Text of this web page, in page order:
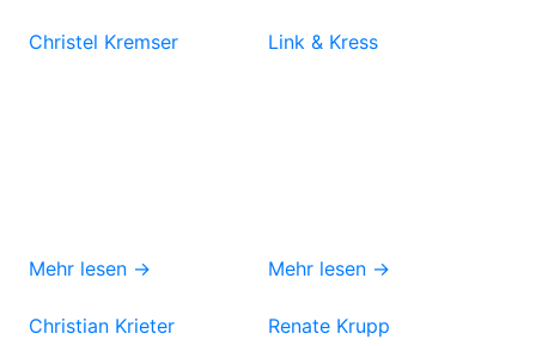
Christel Kremser
Mehr lesen →
Link & Kress
Mehr lesen →
Christian Krieter Renate Krupp